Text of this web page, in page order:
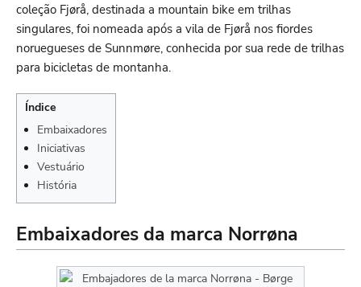
coleção Fjørå, destinada a mountain bike em trilhas
singulares, foi nomeada após a vila de Fjørå nos fiordes
noruegueses de Sunnmøre, conhecida por sua rede de trilhas
para bicicletas de montanha.
Índice
Embaixadores
Iniciativas
Vestuário
História
Embaixadores da marca Norrøna